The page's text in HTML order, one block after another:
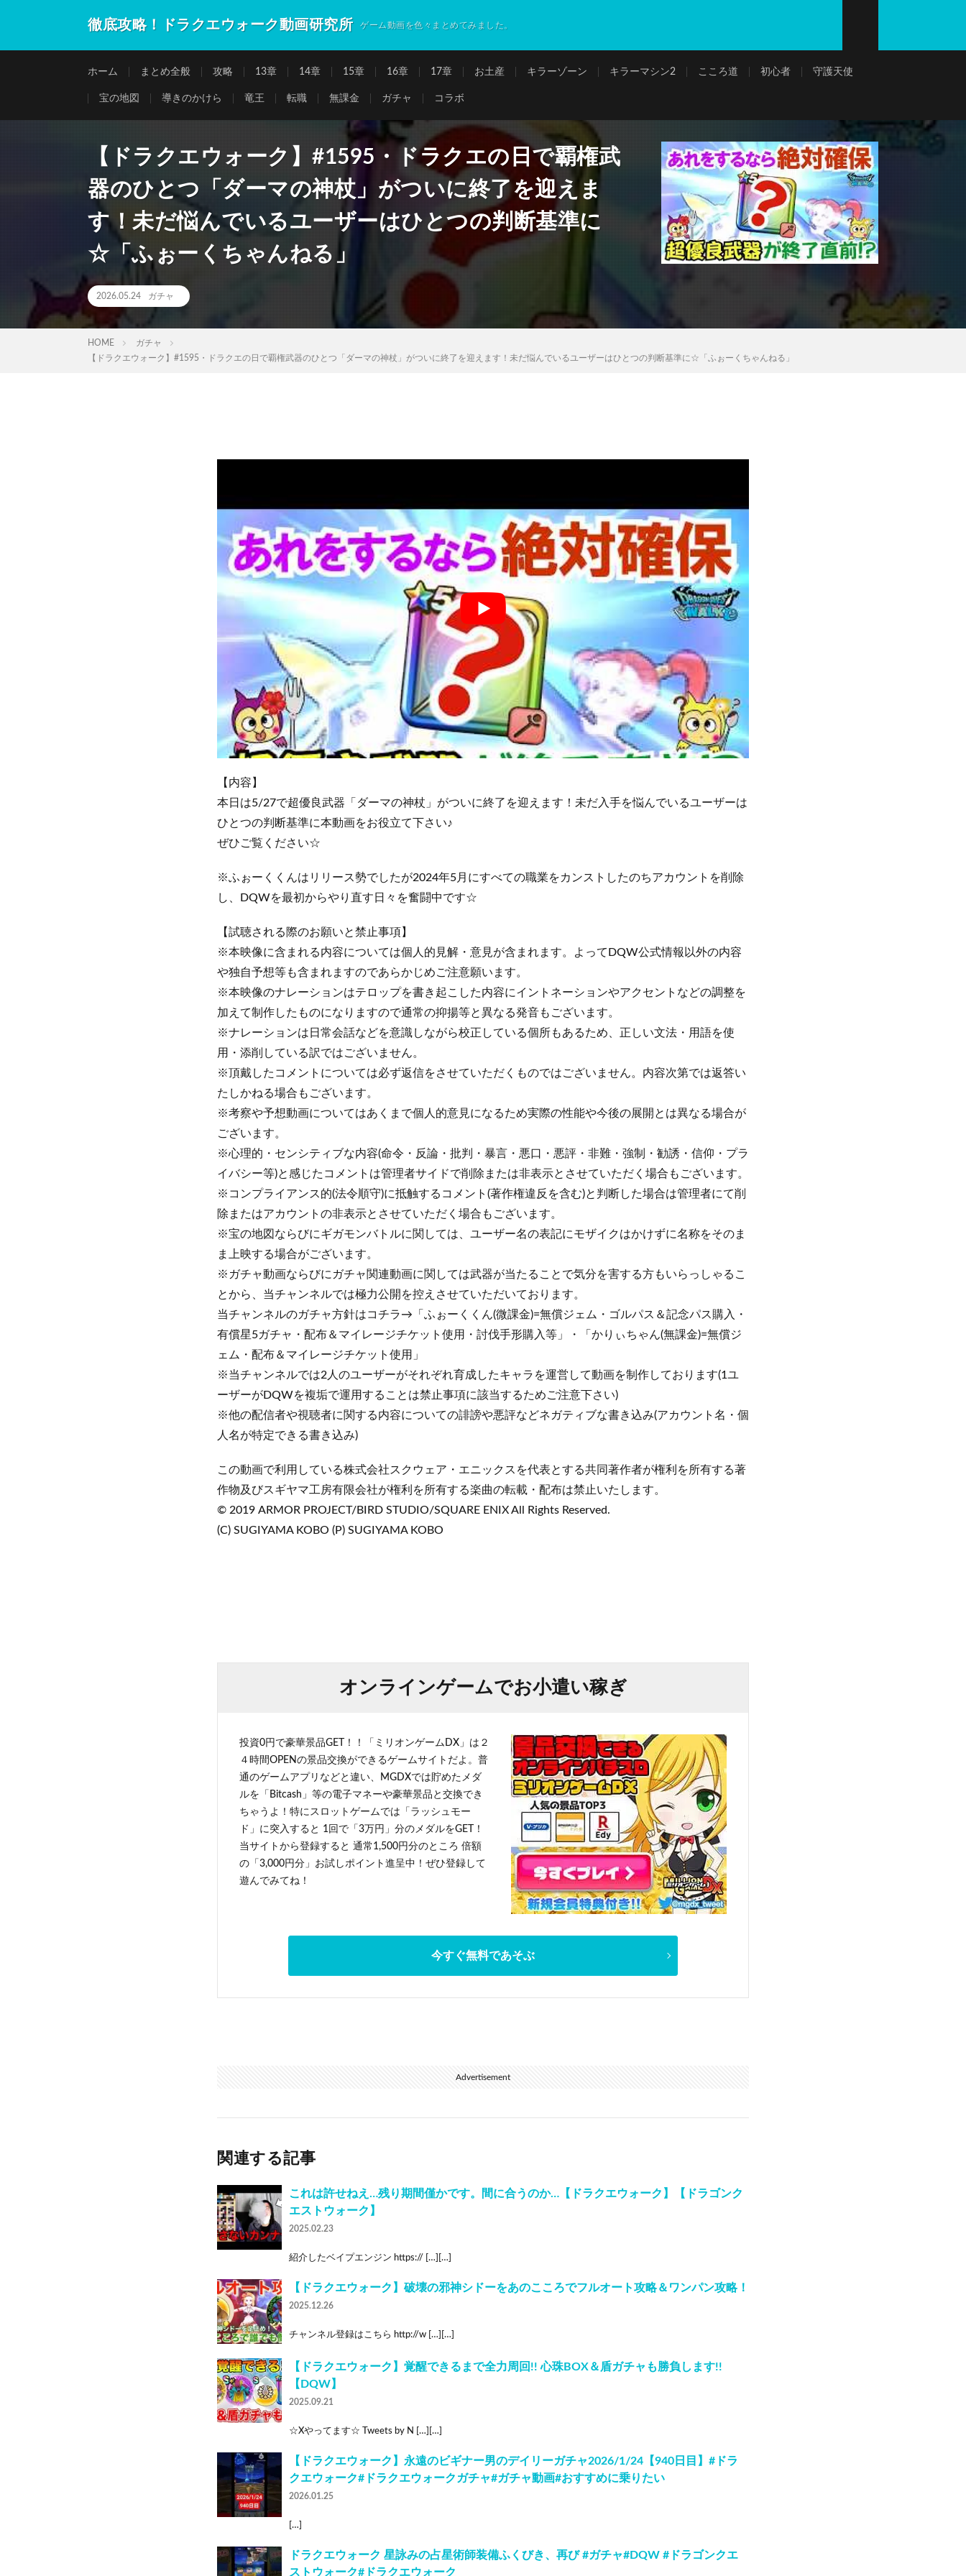
徹底攻略！ドラクエウォーク動画研究所 ゲーム動画を色々まとめてみました。
ホーム まとめ全般 攻略 13章 14章 15章 16章 17章 お土産 キラーゾーン キラーマシン2 こころ道 初心者 守護天使
宝の地図 導きのかけら 竜王 転職 無課金 ガチャ コラボ
【ドラクエウォーク】#1595・ドラクエの日で覇権武
器のひとつ「ダーマの神杖」がついに終了を迎えま
す！未だ悩んでいるユーザーはひとつの判断基準に
☆「ふぉーくちゃんねる」
2026.05.24 ガチャ
HOME
ガチャ
【ドラクエウォーク】#1595・ドラクエの日で覇権武器のひとつ「ダーマの神杖」がついに終了を迎えます！未だ悩んでいるユーザーはひとつの判断基準に☆「ふぉーくちゃんねる」
【内容】
本日は5/27で超優良武器「ダーマの神杖」がついに終了を迎えます！未だ入手を悩んでいるユーザーは
ひとつの判断基準に本動画をお役立て下さい♪
ぜひご覧ください☆
※ふぉーくくんはリリース勢でしたが2024年5月にすべての職業をカンストしたのちアカウントを削除
し、DQWを最初からやり直す日々を奮闘中です☆
【試聴される際のお願いと禁止事項】
※本映像に含まれる内容については個人的見解・意見が含まれます。よってDQW公式情報以外の内容
や独自予想等も含まれますのであらかじめご注意願います。
※本映像のナレーションはテロップを書き起こした内容にイントネーションやアクセントなどの調整を
加えて制作したものになりますので通常の抑揚等と異なる発音もございます。
※ナレーションは日常会話などを意識しながら校正している個所もあるため、正しい文法・用語を使
用・添削している訳ではございません。
※頂戴したコメントについては必ず返信をさせていただくものではございません。内容次第では返答い
たしかねる場合もございます。
※考察や予想動画についてはあくまで個人的意見になるため実際の性能や今後の展開とは異なる場合が
ございます。
※心理的・センシティブな内容(命令・反論・批判・暴言・悪口・悪評・非難・強制・勧誘・信仰・プラ
イバシー等)と感じたコメントは管理者サイドで削除または非表示とさせていただく場合もございます。
※コンプライアンス的(法令順守)に抵触するコメント(著作権違反を含む)と判断した場合は管理者にて削
除またはアカウントの非表示とさせていただく場合もございます。
※宝の地図ならびにギガモンバトルに関しては、ユーザー名の表記にモザイクはかけずに名称をそのま
ま上映する場合がございます。
※ガチャ動画ならびにガチャ関連動画に関しては武器が当たることで気分を害する方もいらっしゃるこ
とから、当チャンネルでは極力公開を控えさせていただいております。
当チャンネルのガチャ方針はコチラ→「ふぉーくくん(微課金)=無償ジェム・ゴルパス＆記念パス購入・
有償星5ガチャ・配布＆マイレージチケット使用・討伐手形購入等」・「かりぃちゃん(無課金)=無償ジ
ェム・配布＆マイレージチケット使用」
※当チャンネルでは2人のユーザーがそれぞれ育成したキャラを運営して動画を制作しております(1ユ
ーザーがDQWを複垢で運用することは禁止事項に該当するためご注意下さい)
※他の配信者や視聴者に関する内容についての誹謗や悪評などネガティブな書き込み(アカウント名・個
人名が特定できる書き込み)
この動画で利用している株式会社スクウェア・エニックスを代表とする共同著作者が権利を所有する著
作物及びスギヤマ工房有限会社が権利を所有する楽曲の転載・配布は禁止いたします。
© 2019 ARMOR PROJECT/BIRD STUDIO/SQUARE ENIX All Rights Reserved.
(C) SUGIYAMA KOBO (P) SUGIYAMA KOBO
オンラインゲームでお小遣い稼ぎ
投資0円で豪華景品GET！！「ミリオンゲームDX」は２
４時間OPENの景品交換ができるゲームサイトだよ。普
通のゲームアプリなどと違い、MGDXでは貯めたメダ
ルを「Bitcash」等の電子マネーや豪華景品と交換でき
ちゃうよ！特にスロットゲームでは「ラッシュモー
ド」に突入すると 1回で「3万円」分のメダルをGET！
当サイトから登録すると 通常1,500円分のところ 倍額
の「3,000円分」お試しポイント進呈中！ぜひ登録して
遊んでみてね！
今すぐ無料であそぶ
Advertisement
関連する記事
これは許せねえ…残り期間僅かです。間に合うのか…【ドラクエウォーク】【ドラゴンク
エストウォーク】
2025.02.23
紹介したベイプエンジン https:// […][…]
【ドラクエウォーク】破壊の邪神シドーをあのこころでフルオート攻略＆ワンパン攻略！
2025.12.26
チャンネル登録はこちら http://w […][…]
【ドラクエウォーク】覚醒できるまで全力周回!! 心珠BOX＆盾ガチャも勝負します!!
【DQW】
2025.09.21
☆Xやってます☆ Tweets by N […][…]
【ドラクエウォーク】永遠のビギナー男のデイリーガチャ2026/1/24【940日目】#ドラ
クエウォーク#ドラクエウォークガチャ#ガチャ動画#おすすめに乗りたい
2026.01.25
[…]
ドラクエウォーク 星詠みの占星術師装備ふくびき、再び #ガチャ#DQW #ドラゴンクエ
ストウォーク#ドラクエウォーク